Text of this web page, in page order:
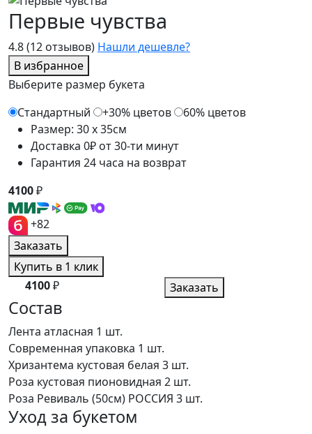
4.8(12 отзывов) Нашли дешевле?
В избранное
Первые чувства
Выберите размер букета
Стандартный
+30% цветов
60% цветов
Размер: 30 x 35см
Доставка 0₽ от 30-ти минут
Гарантия 24 часа на возврат
4100₽
+82
Заказать
Купить в 1 клик
4100₽ Заказать
Состав
Лента атласная 1 шт.
Современная упаковка 1 шт.
Хризантема кустовая белая 3 шт.
Роза кустовая пионовидная 2 шт.
Роза Ревиваль (50см) РОССИЯ 3 шт.
Уход за букетом